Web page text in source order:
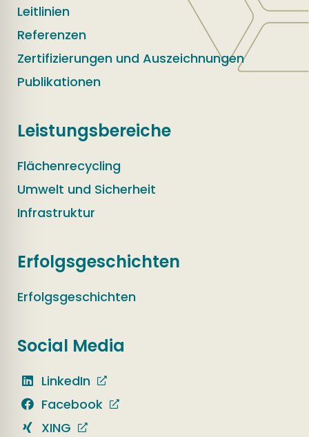
Leitlinien
Referenzen
Zertifizierungen und Auszeichnungen
Publikationen
Leistungsbereiche
Flächenrecycling
Umwelt und Sicherheit
Infrastruktur
Erfolgsgeschichten
Erfolgsgeschichten
Social Media
LinkedIn
Facebook
XING